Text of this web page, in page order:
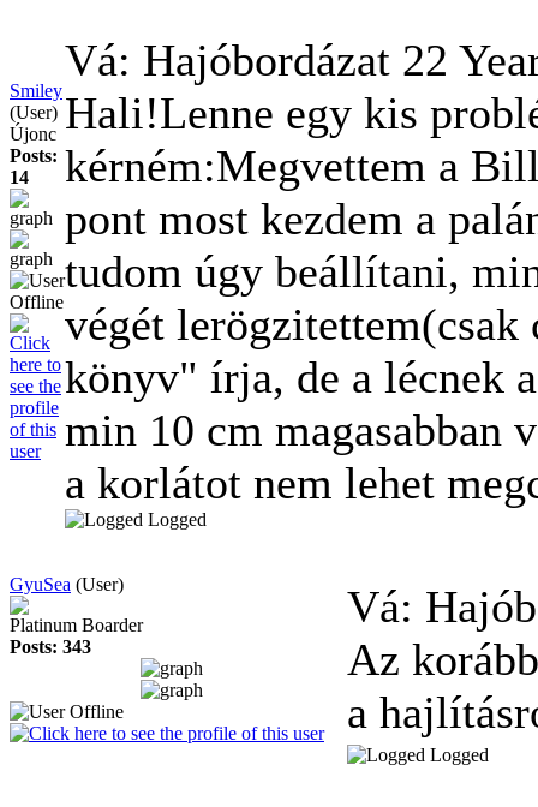
Smiley
(User)
Újonc
Posts:
14
Vá: Hajóbordázat 22
Hali!Lenne egy kis
kérném:Megvettem a
pont most kezdem a
tudom úgy beállítani,
végét lerögzitettem(csak
könyv" írja, de a lécnek
min 10 cm magasabban
a korlátot nem lehet
Logged
GyuSea (User)
Platinum Boarder
Posts: 343
Vá:
Az
a
Logged